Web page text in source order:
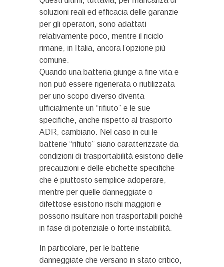
soluzioni reali ed efficacia delle garanzie
per gli operatori, sono adattati
relativamente poco, mentre il riciclo
rimane, in Italia, ancora l’opzione più
comune.
Quando una batteria giunge a fine vita e
non può essere rigenerata o riutilizzata
per uno scopo diverso diventa
ufficialmente un “rifiuto” e le sue
specifiche, anche rispetto al trasporto
ADR, cambiano. Nel caso in cui le
batterie “rifiuto” siano caratterizzate da
condizioni di trasportabilità esistono delle
precauzioni e delle etichette specifiche
che è piuttosto semplice adoperare,
mentre per quelle danneggiate o
difettose esistono rischi maggiori e
possono risultare non trasportabili poiché
in fase di potenziale o forte instabilità.
In particolare, per le batterie
danneggiate che versano in stato critico,